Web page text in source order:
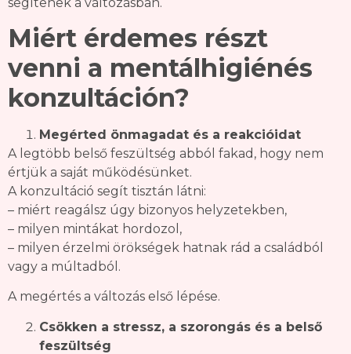
Miért érdemes részt
venni a mentálhigiénés
konzultáción?
Megérted önmagadat és a reakcióidat
A legtöbb belső feszültség abból fakad, hogy nem
értjük a saját működésünket.
A konzultáció segít tisztán látni:
– miért reagálsz úgy bizonyos helyzetekben,
– milyen mintákat hordozol,
– milyen érzelmi örökségek hatnak rád a családból
vagy a múltadból.
A megértés a változás első lépése.
Csökken a stressz, a szorongás és a belső
feszültség